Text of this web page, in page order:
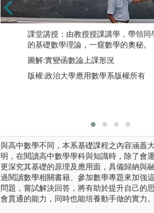
課堂講授：由教授授課講學，帶領同
的基礎數學理論，一窺數學的奧秘。
圖解:實變函數論上課形況
版權:政治大學應用數學系版權所有
與高中數學不同，本系基礎課程之內容涵蓋
明，在閱讀高中數學學科與知識時，除了會
更深究其基礎的原理及應用面，具備歸納與
過閱讀數學相關書籍、參加數學專題來加強
問題，嘗試解決回答，將有助於提升自己的
會貫通的能力，同時也能培養動手做的實力。